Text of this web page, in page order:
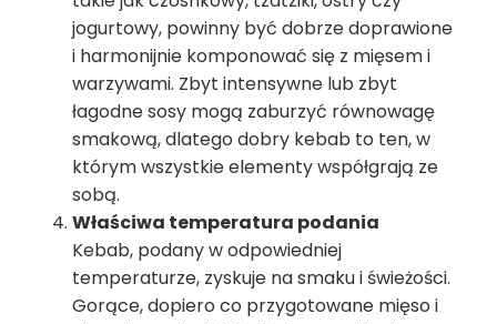
jogurtowy, powinny być dobrze doprawione
i harmonijnie komponować się z mięsem i
warzywami. Zbyt intensywne lub zbyt
łagodne sosy mogą zaburzyć równowagę
smakową, dlatego dobry kebab to ten, w
którym wszystkie elementy współgrają ze
sobą.
Właściwa temperatura podania
Kebab, podany w odpowiedniej
temperaturze, zyskuje na smaku i świeżości.
Gorące, dopiero co przygotowane mięso i